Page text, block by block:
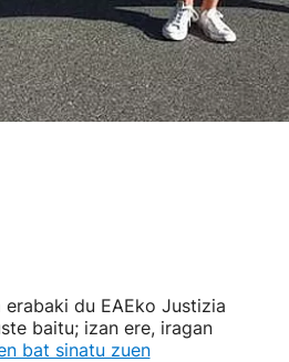
du EAEko Justizia
baitu; izan ere, iragan
bat sinatu zuen